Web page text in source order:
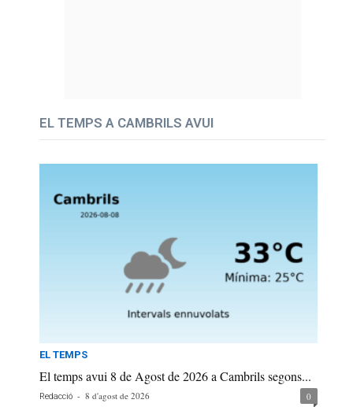
EL TEMPS A CAMBRILS AVUI
EL TEMPS
El temps avui 8 de Agost de 2026 a Cambrils segons...
Redacció - 8 d'agost de 2026 0